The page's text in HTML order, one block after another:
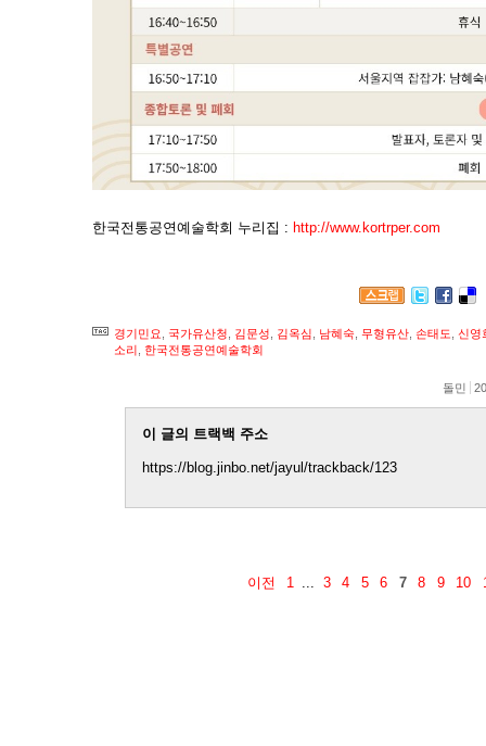
한국전통공연예술학회 누리집 : http://www.kortrper.com
경기민요 국가유산청 김문성 김옥심 남혜숙 무형유산 손태도 신영
소리
한국전통공연예술학회
돌민
이 글의 트랙백 주소
https://blog.jinbo.net/jayul/trackback/123
이전 1 3 4 5 6 7 8 9 10